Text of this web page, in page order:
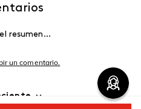
resumen…
un comentario.